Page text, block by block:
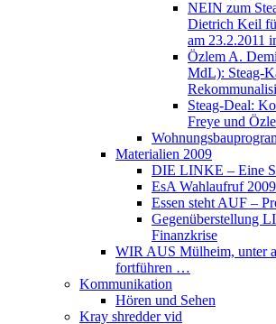
NEIN zum
Dietrich Keil
am 23.2.2011
Özlem A.
MdL): Steag-
Steag-Deal:
Freye und
Materialien 2009
DIE LINKE – Eine
EsA Wahlaufruf 2009
Essen steht AUF –
Gegenüberstellung
Finanzkrise
WIR AUS Mülheim, unter
fortführen …
Kommunikation
Hören und Sehen
Kray shredder vid